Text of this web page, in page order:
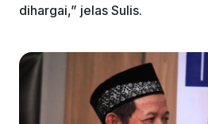
dihargai,” jelas Sulis.